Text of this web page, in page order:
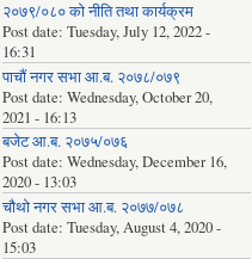
२०७९/०८० को नीति तथा कार्यक्रम
Post date: Tuesday, July 12, 2022 -
16:31
पाचौं नगर सभा आ.ब. २०७८/०७९
Post date: Wednesday, October 20,
2021 - 16:13
बजेट आ.ब. २०७५/०७६
Post date: Wednesday, December 16,
2020 - 13:03
चौथो नगर सभा आ.ब. २०७७/०७८
Post date: Tuesday, August 4, 2020 -
15:03